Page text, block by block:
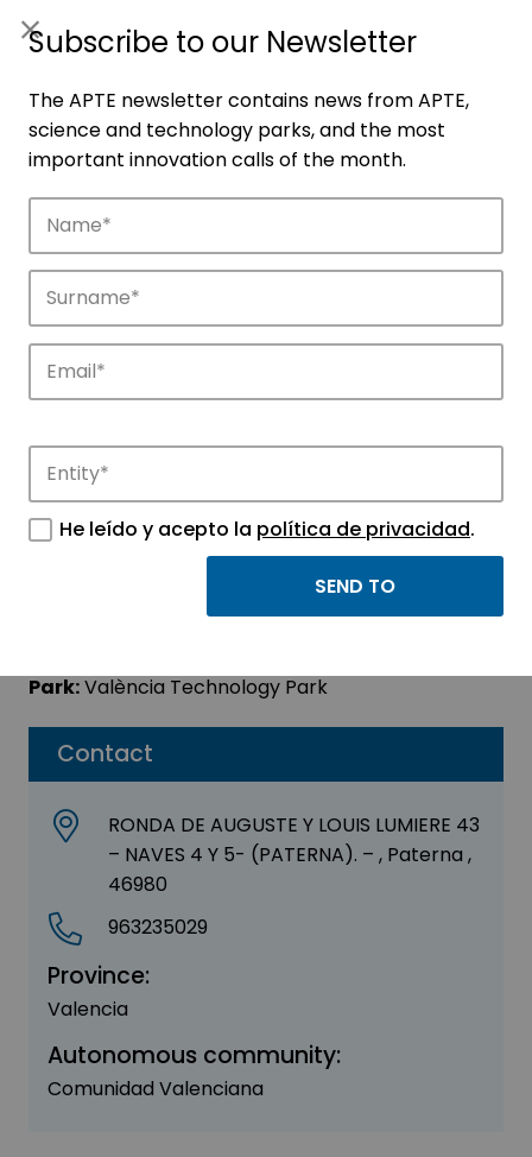
Companies
Discover the companies that drive
Contact
RONDA DE AUGUSTE Y LOUIS LUMIERE 43
– NAVES 4 Y 5- (PATERNA). – , Paterna ,
46980
963235029
Province:
Valencia
Autonomous community:
Comunidad Valenciana
NANONEN SL
Park:València Technology Park
Subscribe to our Newsletter
The APTE newsletter contains news from APTE,
science and technology parks, and the most
important innovation calls of the month.
He leído y acepto la política de privacidad.